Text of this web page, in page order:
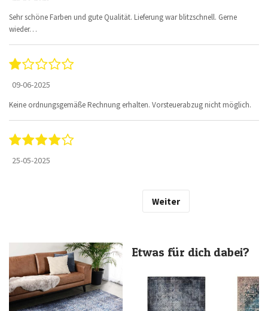
Sehr schöne Farben und gute Qualität. Lieferung war blitzschnell. Gerne
wieder…
09-06-2025
Keine ordnungsgemäße Rechnung erhalten. Vorsteuerabzug nicht möglich.
25-05-2025
Weiter
Etwas für dich dabei?